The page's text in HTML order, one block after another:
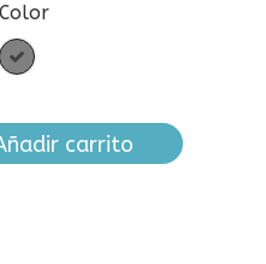
Color
Gris
carrito